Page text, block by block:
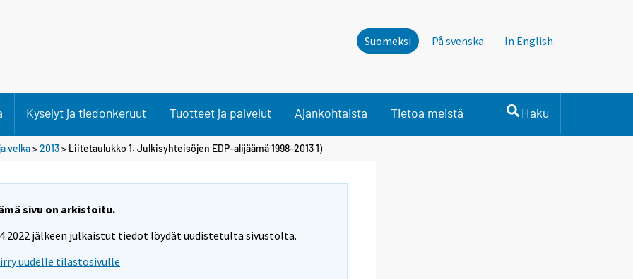
Suomeksi På svenska In English
Kyselyt ja tiedonkeruut Tuotteet ja palvelut Ajankohtaista Tietoa meistä Haku
velka>2013> Liitetaulukko 1. Julkisyhteisöjen EDP-alijäämä 1998-2013 1)
sivu on arkistoitu.
jälkeen julkaistut tiedot löydät uudistetulta sivustolta.
uudelle tilastosivulle